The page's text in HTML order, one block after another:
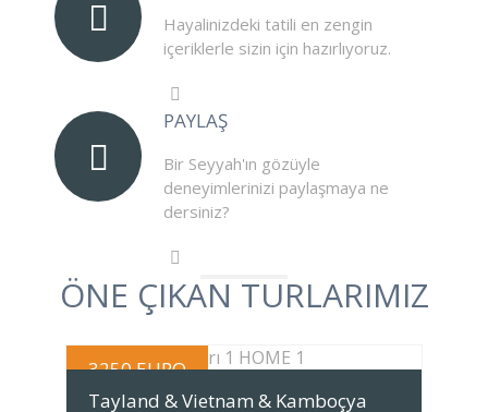
Hayalinizdeki tatili en zengin
içeriklerle sizin için hazırlıyoruz.
PAYLAŞ
Bir Seyyah'ın gözüyle
deneyimlerinizi paylaşmaya ne
dersiniz?
ÖNE ÇIKAN TURLARIMIZ
3250 EURO TUR DETAYI
Tayland & Vietnam & Kamboçya